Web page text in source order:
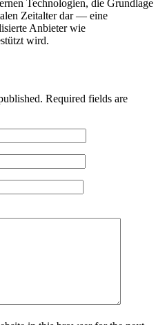
Technologien, die Grundlage
Zeitalter dar — eine
Anbieter wie
wird.
Required fields are